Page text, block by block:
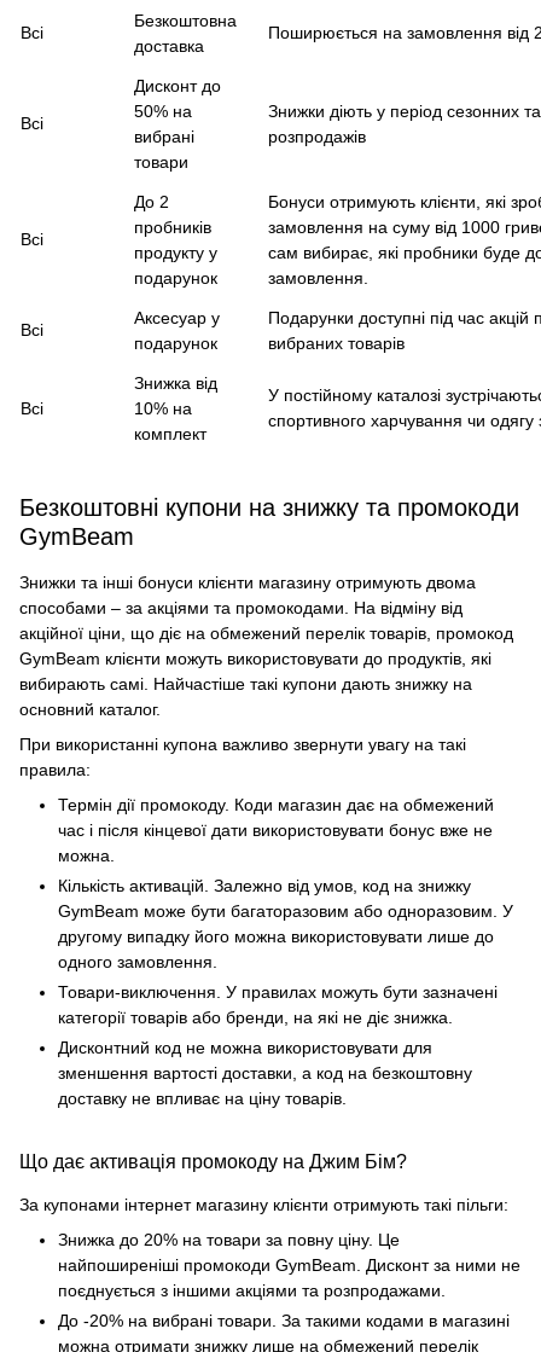
Всі
Безкоштовна
доставка
Поширюється на замовлення від
Всі
Дисконт до
50% на
вибрані
товари
Знижки діють у період сезонних
розпродажів
Всі
До 2
пробників
продукту у
подарунок
Бонуси отримують клієнти, які
замовлення на суму від 1000
сам вибирає, які пробники буде
замовлення.
Всі
Аксесуар у
подарунок
Подарунки доступні під час акцій
вибраних товарів
Всі
Знижка від
10% на
комплект
У постійному каталозі
спортивного харчування чи одягу
Безкоштовні купони на знижку та промокоди
GymBeam
Знижки та інші бонуси клієнти магазину отримують двома
способами – за акціями та промокодами. На відміну від
акційної ціни, що діє на обмежений перелік товарів, промокод
GymBeam клієнти можуть використовувати до продуктів, які
вибирають самі. Найчастіше такі купони дають знижку на
основний каталог.
При використанні купона важливо звернути увагу на такі
правила:
Термін дії промокоду. Коди магазин дає на обмежений
час і після кінцевої дати використовувати бонус вже не
можна.
Кількість активацій. Залежно від умов, код на знижку
GymBeam може бути багаторазовим або одноразовим. У
другому випадку його можна використовувати лише до
одного замовлення.
Товари-виключення. У правилах можуть бути зазначені
категорії товарів або бренди, на які не діє знижка.
Дисконтний код не можна використовувати для
зменшення вартості доставки, а код на безкоштовну
доставку не впливає на ціну товарів.
Що дає активація промокоду на Джим Бім?
За купонами інтернет магазину клієнти отримують такі пільги:
Знижка до 20% на товари за повну ціну. Це
найпоширеніші промокоди GymBeam. Дисконт за ними не
поєднується з іншими акціями та розпродажами.
До -20% на вибрані товари. За такими кодами в магазині
можна отримати знижку лише на обмежений перелік